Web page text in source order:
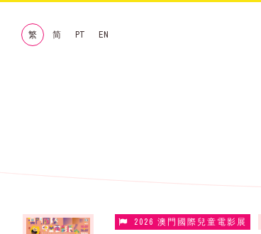
繁 简 PT EN
2026 澳門國際兒童電影展